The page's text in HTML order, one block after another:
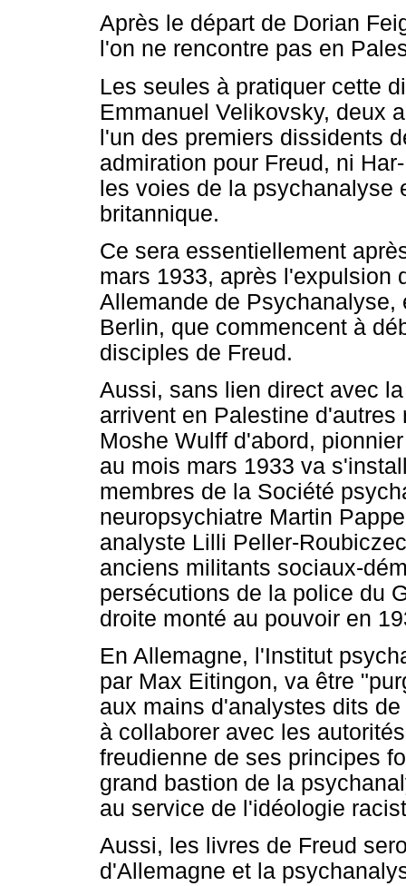
Après le départ de Dorian
l'on ne rencontre pas en
Les seules à pratiquer cette
Emmanuel Velikovsky, deux
l'un des premiers dissidents
admiration pour Freud, ni
les voies de la psychanalyse
britannique.
Ce sera essentiellement
mars 1933, après l'expulsion
Allemande de
Berlin, que commencent à
disciples de Freud.
Aussi, sans lien direct avec
arrivent en Palestine
Moshe Wulff d'abord,
au mois mars 1933 va
membres de la Société
neuropsychiatre Martin
analyste Lilli Peller-
anciens militants sociaux-
persécutions de la police du
droite monté au pouvoir en
En Allemagne, l'Institut
par Max Eitingon, va être
aux mains d'analystes dits
à collaborer avec les
freudienne de ses principes
grand bastion de la
au service de l'idéologie
Aussi, les livres de Freud
d'Allemagne et la